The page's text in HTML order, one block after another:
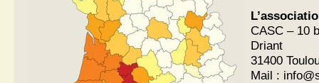
CASC – 10
Driant
31400
Mail :